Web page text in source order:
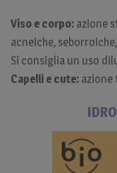
Viso e corpo: azione
acneiche,
Si consiglia un uso
Capelli e cute: